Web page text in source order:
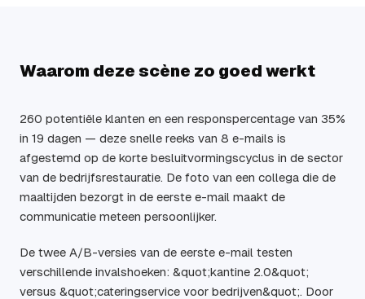
Waarom deze scène zo goed werkt
260 potentiële klanten en een responspercentage van 35%
in 19 dagen — deze snelle reeks van 8 e-mails is
afgestemd op de korte besluitvormingscyclus in de sector
van de bedrijfsrestauratie. De foto van een collega die de
maaltijden bezorgt in de eerste e-mail maakt de
communicatie meteen persoonlijker.
De twee A/B-versies van de eerste e-mail testen
verschillende invalshoeken: &quot;kantine 2.0&quot;
versus &quot;cateringservice voor bedrijven&quot;. Door